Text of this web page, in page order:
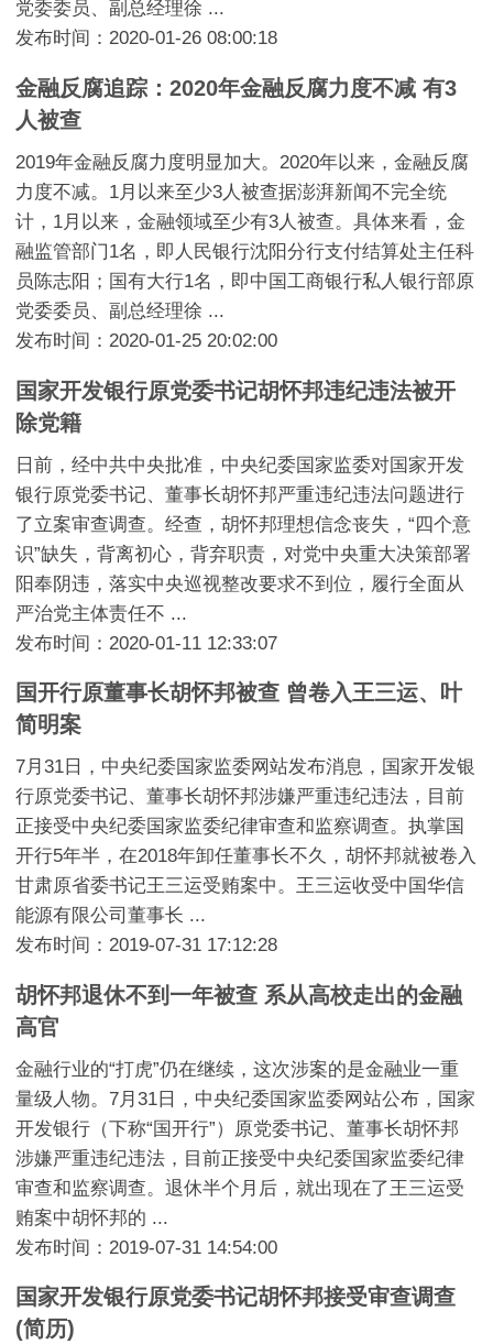
党委委员、副总经理徐 ...
发布时间：2020-01-26 08:00:18
金融反腐追踪：2020年金融反腐力度不减 有3
人被查
2019年金融反腐力度明显加大。2020年以来，金融反腐
力度不减。1月以来至少3人被查据澎湃新闻不完全统
计，1月以来，金融领域至少有3人被查。具体来看，金
融监管部门1名，即人民银行沈阳分行支付结算处主任科
员陈志阳；国有大行1名，即中国工商银行私人银行部原
党委委员、副总经理徐 ...
发布时间：2020-01-25 20:02:00
国家开发银行原党委书记胡怀邦违纪违法被开
除党籍
日前，经中共中央批准，中央纪委国家监委对国家开发
银行原党委书记、董事长胡怀邦严重违纪违法问题进行
了立案审查调查。经查，胡怀邦理想信念丧失，“四个意
识”缺失，背离初心，背弃职责，对党中央重大决策部署
阳奉阴违，落实中央巡视整改要求不到位，履行全面从
严治党主体责任不 ...
发布时间：2020-01-11 12:33:07
国开行原董事长胡怀邦被查 曾卷入王三运、叶
简明案
7月31日，中央纪委国家监委网站发布消息，国家开发银
行原党委书记、董事长胡怀邦涉嫌严重违纪违法，目前
正接受中央纪委国家监委纪律审查和监察调查。执掌国
开行5年半，在2018年卸任董事长不久，胡怀邦就被卷入
甘肃原省委书记王三运受贿案中。王三运收受中国华信
能源有限公司董事长 ...
发布时间：2019-07-31 17:12:28
胡怀邦退休不到一年被查 系从高校走出的金融
高官
金融行业的“打虎”仍在继续，这次涉案的是金融业一重
量级人物。7月31日，中央纪委国家监委网站公布，国家
开发银行（下称“国开行”）原党委书记、董事长胡怀邦
涉嫌严重违纪违法，目前正接受中央纪委国家监委纪律
审查和监察调查。退休半个月后，就出现在了王三运受
贿案中胡怀邦的 ...
发布时间：2019-07-31 14:54:00
国家开发银行原党委书记胡怀邦接受审查调查
(简历)